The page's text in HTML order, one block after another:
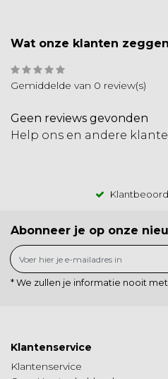
Wat onze klanten zeggen
Gemiddelde van 0 review(s)
Geen reviews gevonden
Help ons en andere
Abonneer je op onze
* We zullen je informatie nooit
Klantenservice
Klantenservice